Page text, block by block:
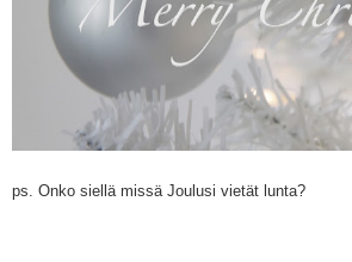
ps. Onko siellä missä Joulusi vietät lunta?